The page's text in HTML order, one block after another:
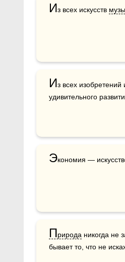
Из всех искусств
Из всех изобретений
удивительного
Экономия —
Природа никогда не
бывает то, что не